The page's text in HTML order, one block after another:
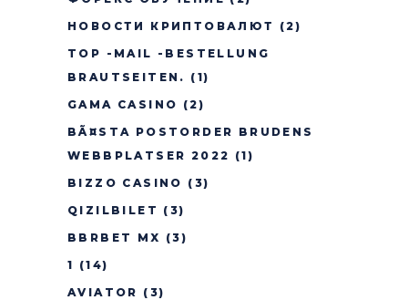
НОВОСТИ КРИПТОВАЛЮТ
(2)
TOP -MAIL -BESTELLUNG
BRAUTSEITEN. (1)
GAMA CASINO (2)
BÃ¤STA POSTORDER BRUDENS
WEBBPLATSER 2022 (1)
BIZZO CASINO (3)
QIZILBILET (3)
BBRBET MX (3)
1 (14)
AVIATOR (3)